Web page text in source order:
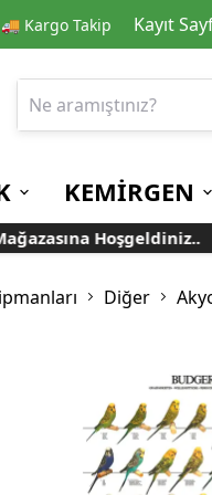
🚚 Kargo Takip Kayıt
Aksesuarları
Kafes Tülleri
Oyuncaklar
KumlarıMamalar
KEMİRGEN
Hoşgeldiniz..
Diğer